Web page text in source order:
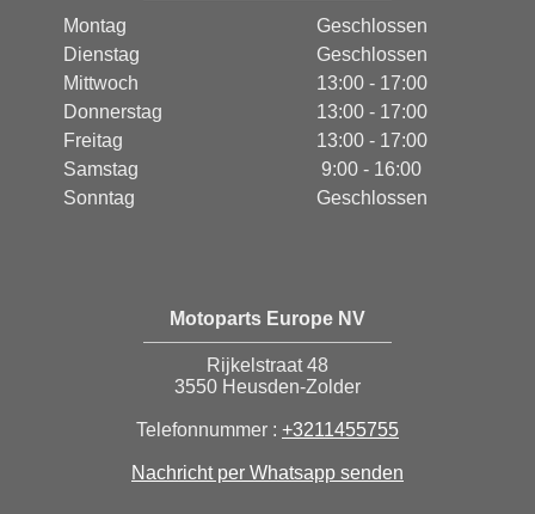
Montag
Geschlossen
Dienstag
Geschlossen
Mittwoch
13:00 - 17:00
Donnerstag
13:00 - 17:00
Freitag
13:00 - 17:00
Samstag
9:00 - 16:00
Sonntag
Geschlossen
Motoparts Europe NV
Rijkelstraat 48
3550 Heusden-Zolder
Telefonnummer : +3211455755
Nachricht per Whatsapp senden